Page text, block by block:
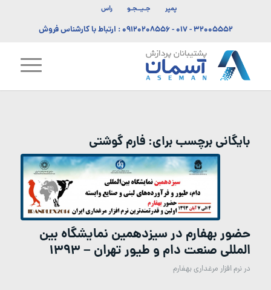
پمپر جـیــجـو راس
۳۲۰۰۵۵۵۲ - ۰۱۷ -۰۹۱۲۰۲۰۸۵۵۶: ارتباط با کارشناس فروش
بایگانی برچسب برای:فارم گوشتی
حضور بهفارم در سیزدهمین نمایشگاه بین
المللی صنعت دام و طیور تهران – ۱۳۹۳
درنرم افزار مرغداری بهفارم